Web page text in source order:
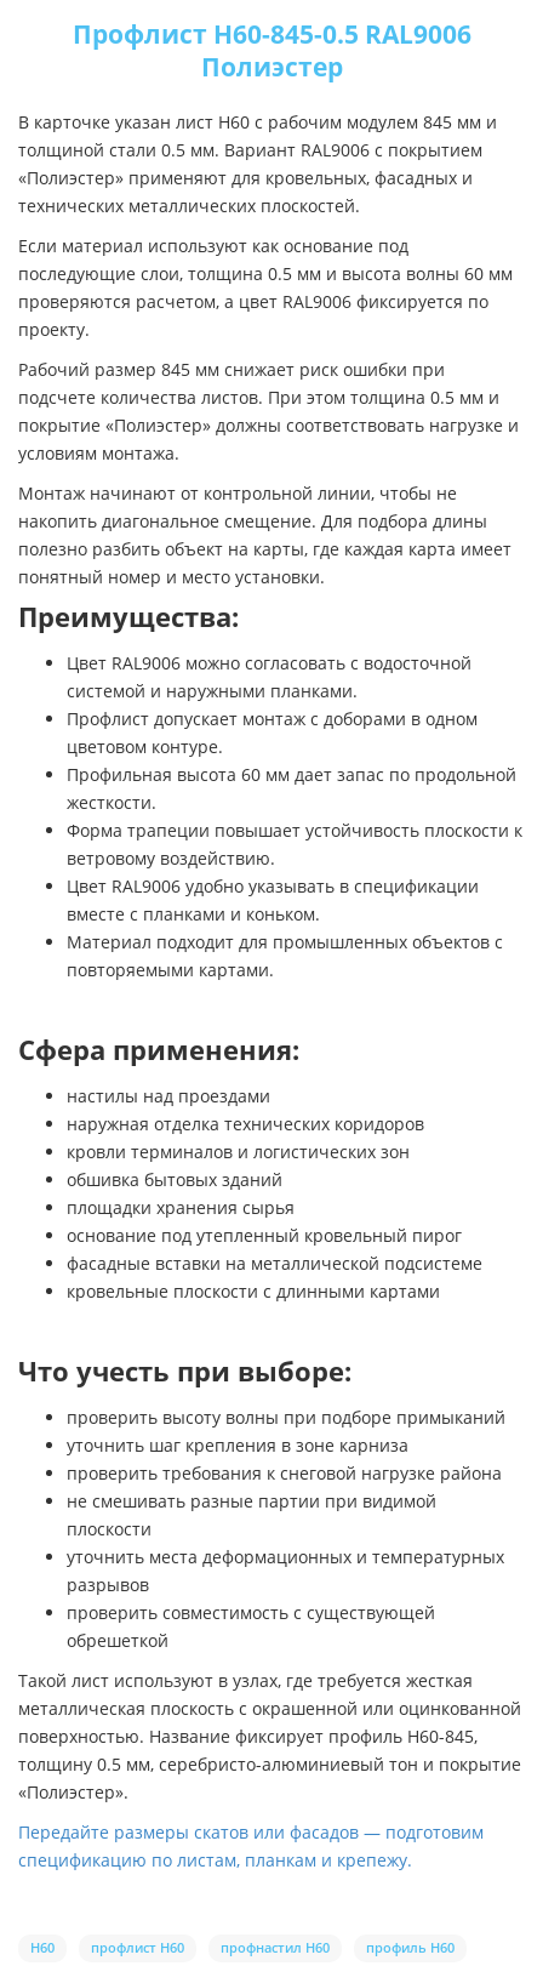
Профлист Н60-845-0.5 RAL9006
Полиэстер
В карточке указан лист Н60 с рабочим модулем 845 мм и
толщиной стали 0.5 мм. Вариант RAL9006 с покрытием
«Полиэстер» применяют для кровельных, фасадных и
технических металлических плоскостей.
Если материал используют как основание под
последующие слои, толщина 0.5 мм и высота волны 60 мм
проверяются расчетом, а цвет RAL9006 фиксируется по
проекту.
Рабочий размер 845 мм снижает риск ошибки при
подсчете количества листов. При этом толщина 0.5 мм и
покрытие «Полиэстер» должны соответствовать нагрузке и
условиям монтажа.
Монтаж начинают от контрольной линии, чтобы не
накопить диагональное смещение. Для подбора длины
полезно разбить объект на карты, где каждая карта имеет
понятный номер и место установки.
Преимущества:
Цвет RAL9006 можно согласовать с водосточной
системой и наружными планками.
Профлист допускает монтаж с доборами в одном
цветовом контуре.
Профильная высота 60 мм дает запас по продольной
жесткости.
Форма трапеции повышает устойчивость плоскости к
ветровому воздействию.
Цвет RAL9006 удобно указывать в спецификации
вместе с планками и коньком.
Материал подходит для промышленных объектов с
повторяемыми картами.
Сфера применения:
настилы над проездами
наружная отделка технических коридоров
кровли терминалов и логистических зон
обшивка бытовых зданий
площадки хранения сырья
основание под утепленный кровельный пирог
фасадные вставки на металлической подсистеме
кровельные плоскости с длинными картами
Что учесть при выборе:
проверить высоту волны при подборе примыканий
уточнить шаг крепления в зоне карниза
проверить требования к снеговой нагрузке района
не смешивать разные партии при видимой
плоскости
уточнить места деформационных и температурных
разрывов
проверить совместимость с существующей
обрешеткой
Такой лист используют в узлах, где требуется жесткая
металлическая плоскость с окрашенной или оцинкованной
поверхностью. Название фиксирует профиль Н60-845,
толщину 0.5 мм, серебристо-алюминиевый тон и покрытие
«Полиэстер».
Передайте размеры скатов или фасадов — подготовим
спецификацию по листам, планкам и крепежу.
Н60 профлист Н60 профнастил Н60 профиль Н60